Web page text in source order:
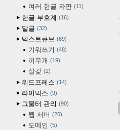
여러 한글 자판 11
한글 부호계 16
말글 32
텍스트큐브 69
기워쓰기 48
끼우개 19
살갗 2
워드프레스 14
라이믹스 9
그물터 관리 90
웹 서버 26
도메인 5